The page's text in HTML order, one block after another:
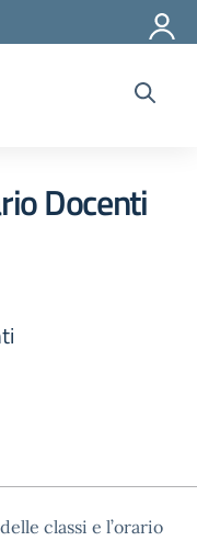
Docenti
classi e l’orario